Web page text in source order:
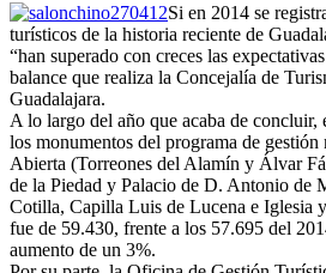
Si en 2014 se
turísticos de la historia reciente de
“han superado con creces las
balance que realiza la Concejalía de
Guadalajara.
A lo largo del año que acaba de concluir,
los monumentos del programa de
Abierta (Torreones del Alamín y Álvar
de la Piedad y Palacio de D. Antonio de
Cotilla, Capilla Luis de Lucena e Iglesia
fue de 59.430, frente a los 57.695 del
aumento de un 3%.